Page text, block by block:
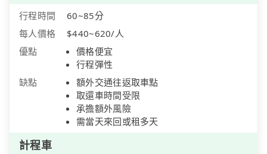
行程時間
60~85分
每人價格
$440~620/人
優點
價格便宜
行程彈性
缺點
額外交通往返取車點
取還車時間受限
承擔額外風險
需當天來回或租多天
計程車